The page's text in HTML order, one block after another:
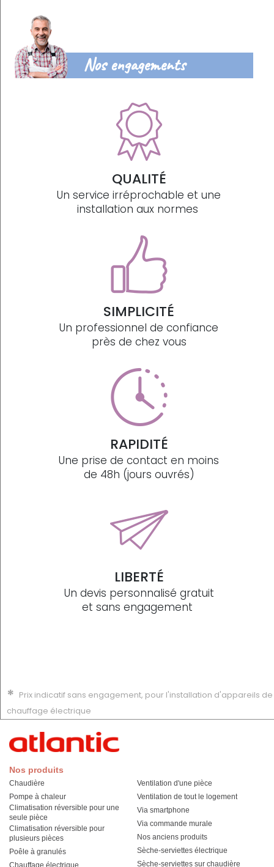
Nos engagements
QUALITÉ
Un service irréprochable et une
installation aux normes
SIMPLICITÉ
Un professionnel de confiance
près de chez vous
RAPIDITÉ
Une prise de contact en moins
de 48h (jours ouvrés)
LIBERTÉ
Un devis personnalisé gratuit
et sans engagement
* Prix indicatif sans engagement, pour l'installation d'appareils de
chauffage électrique
Nos produits
Chaudière
Pompe à chaleur
Climatisation réversible pour une
seule pièce
Climatisation réversible pour
plusieurs pièces
Poêle à granulés
Chauffage électrique
Ventilation d'une pièce
Ventilation de tout le logement
Via smartphone
Via commande murale
Nos anciens produits
Sèche-serviettes électrique
Sèche-serviettes sur chaudière